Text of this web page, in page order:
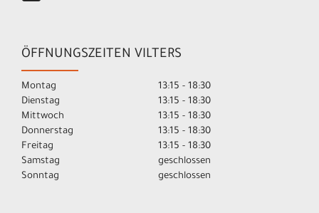
ÖFFNUNGSZEITEN VILTERS
Montag
13:15 - 18:30
Dienstag
13:15 - 18:30
Mittwoch
13:15 - 18:30
Donnerstag
13:15 - 18:30
Freitag
13:15 - 18:30
Samstag
geschlossen
Sonntag
geschlossen